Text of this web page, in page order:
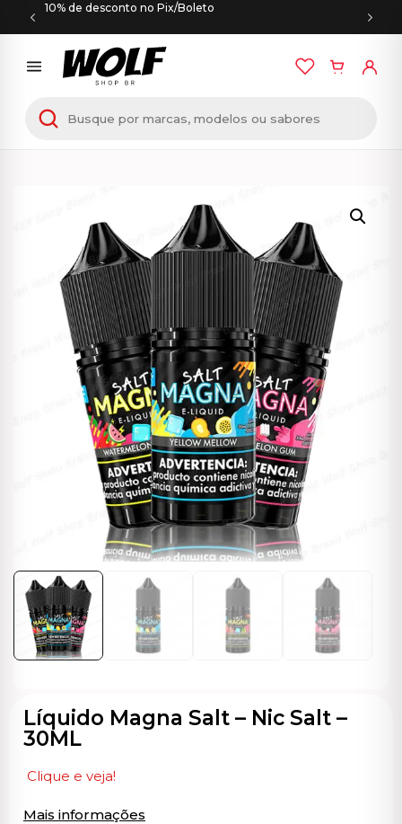
10% de desconto no Pix/Boleto
Início/ E-LÍQUIDOS/NIC SALT/ Líquido Magna Salt
Líquido Magna Salt – Nic Salt –
30ML
Clique e veja!
Mais informações